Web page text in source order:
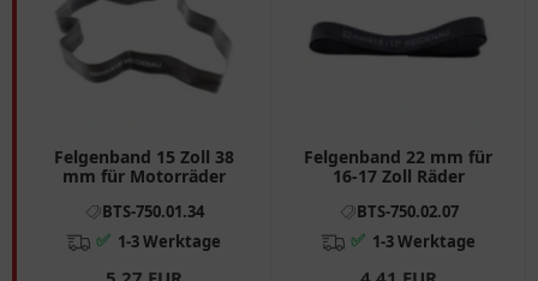
Felgenband 15 Zoll 38
mm für Motorräder
BTS-750.01.34
✅ 1-3 Werktage
Felgenband 22 mm für
16-17 Zoll Räder
BTS-750.02.07
✅ 1-3 Werktage